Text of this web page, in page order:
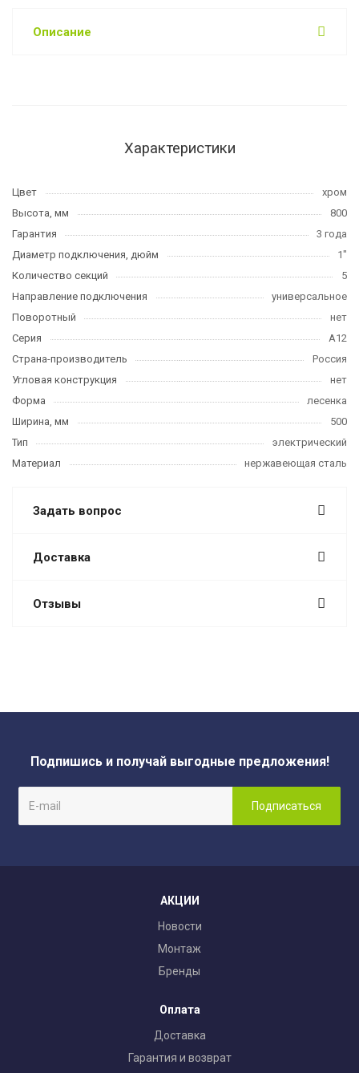
Описание
Характеристики
Цвет
хром
Высота, мм
800
Гарантия
3 года
Диаметр подключения, дюйм
1"
Количество секций
5
Направление подключения
универсальное
Поворотный
нет
Серия
А12
Страна-производитель
Россия
Угловая конструкция
нет
Форма
лесенка
Ширина, мм
500
Тип
электрический
Материал
нержавеющая сталь
Задать вопрос
Доставка
Отзывы
Подпишись и получай выгодные предложения!
АКЦИИ
Новости
Монтаж
Бренды
Оплата
Доставка
Гарантия и возврат